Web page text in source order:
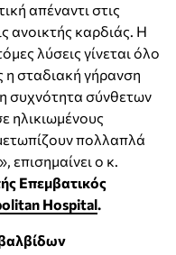
απέναντι στις
ανοικτής καρδιάς. Η
λύσεις γίνεται όλο
η σταδιακή γήρανση
συχνότητα σύνθετων
ηλικιωμένους
πολλαπλά
ο κ.
Επεμβατικός
Hospital.